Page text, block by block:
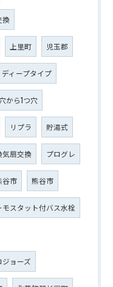
換
上里町 児玉郡
ディープタイプ
から1つ穴
リプラ 貯湯式
気扇交換 プログレ
谷市 熊谷市
モスタット付バス水栓
ョーズ